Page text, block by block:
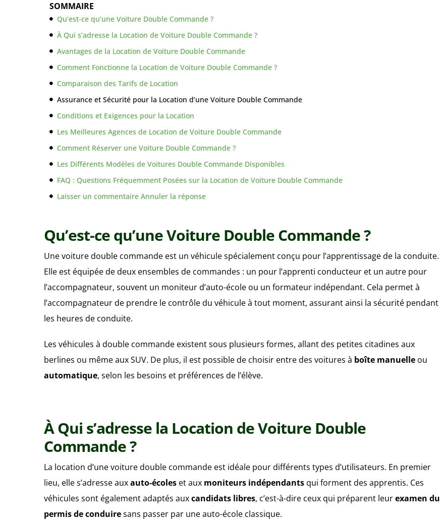
SOMMAIRE
Qu’est-ce qu’une Voiture Double Commande ?
À Qui s’adresse la Location de Voiture Double Commande ?
Avantages de la Location de Voiture Double Commande
Comment Fonctionne la Location de Voiture Double Commande ?
Comparaison des Tarifs de Location
Assurance et Sécurité pour la Location d’une Voiture Double Commande
Conditions et Exigences pour la Location
Les Meilleures Agences de Location de Voiture Double Commande
Comment Réserver une Voiture Double Commande ?
Les Différents Modèles de Voitures Double Commande Disponibles
FAQ : Questions Fréquemment Posées sur la Location de Voiture Double Commande
Laisser un commentaire Annuler la réponse
Qu’est-ce qu’une Voiture Double Commande ?
Une voiture double commande est un véhicule spécialement conçu pour l’apprentissage de la conduite.
Elle est équipée de deux ensembles de commandes : un pour l’apprenti conducteur et un autre pour
l’accompagnateur, souvent un moniteur d’auto-école ou un formateur indépendant. Cela permet à
l’accompagnateur de prendre le contrôle du véhicule à tout moment, assurant ainsi la sécurité pendant
les heures de conduite.
Les véhicules à double commande existent sous plusieurs formes, allant des petites citadines aux
berlines ou même aux SUV. De plus, il est possible de choisir entre des voitures à boîte manuelle ou
automatique, selon les besoins et préférences de l’élève.
À Qui s’adresse la Location de Voiture Double
Commande ?
La location d’une voiture double commande est idéale pour différents types d’utilisateurs. En premier
lieu, elle s’adresse auxauto-écoles et aux moniteurs indépendants qui forment des apprentis. Ces
véhicules sont également adaptés auxcandidats libres, c’est-à-dire ceux qui préparent leurexamen du
permis de conduiresans passer par une auto-école classique.